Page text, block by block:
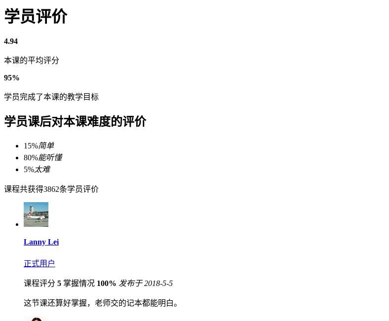
学员评价
4.94
本课的平均评分
95%
学员完成了本课的教学目标
学员课后对本课难度的评价
15%简单
80%能听懂
5%太难
课程共获得3862条学员评价
Lanny Lei
正式用户
课程评分 5 掌握情况 100% 发布于 2018-5-5
这节课还算好掌握，老师交的记本都能明白。